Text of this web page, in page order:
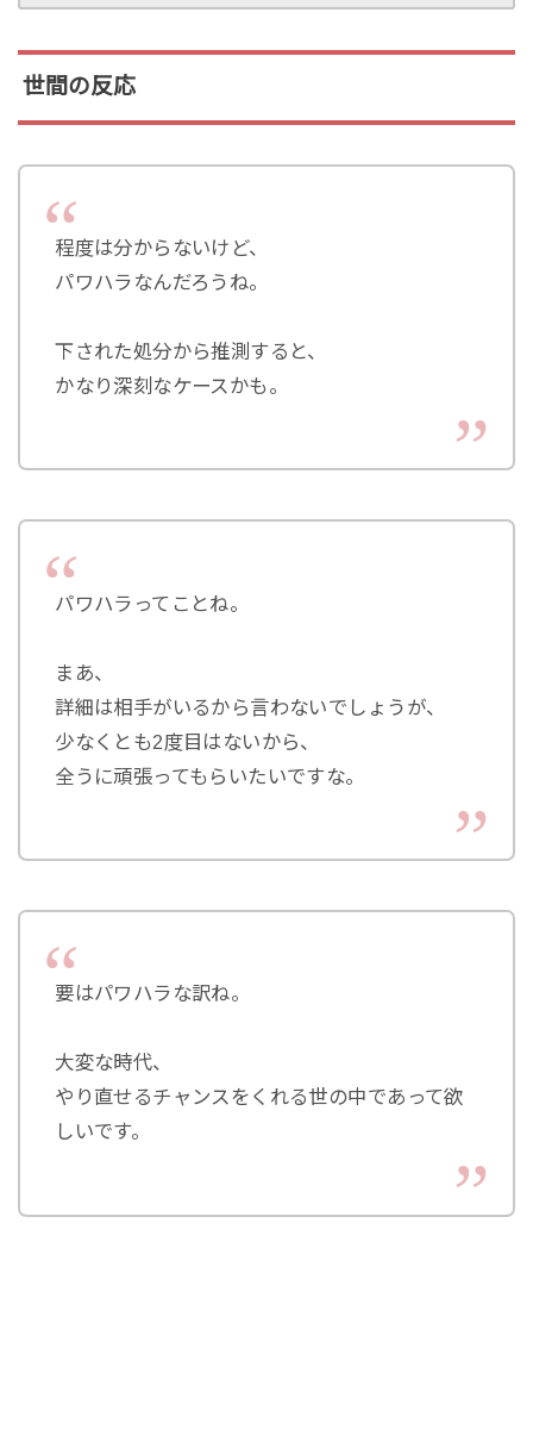
世間の反応
程度は分からないけど、
パワハラなんだろうね。
下された処分から推測すると、
かなり深刻なケースかも。
パワハラってことね。
まあ、
詳細は相手がいるから言わないでしょうが、
少なくとも2度目はないから、
全うに頑張ってもらいたいですな。
要はパワハラな訳ね。
大変な時代、
やり直せるチャンスをくれる世の中であって欲
しいです。